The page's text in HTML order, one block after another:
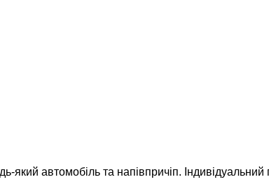
автомобіль та напівпричіп. Індивідуальний